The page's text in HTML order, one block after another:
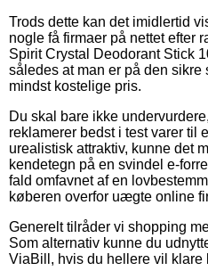
Trods dette kan det imidlertid
nogle få firmaer på nettet efter
Spirit Crystal Deodorant Stick
således at man er på den sikre
mindst kostelige pris.
Du skal bare ikke
reklamerer bedst i test varer til
urealistisk attraktiv, kunne det
kendetegn på en svindel e-
fald omfavnet af en
køberen overfor uægte online
Generelt tilråder vi shopping
Som alternativ kunne du
ViaBill, hvis du hellere vil klare